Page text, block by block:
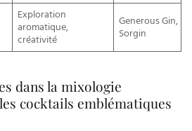
Exploration
aromatique,
créativité
Generous Gin,
Sorgin
dans la mixologie
cocktails emblématiques